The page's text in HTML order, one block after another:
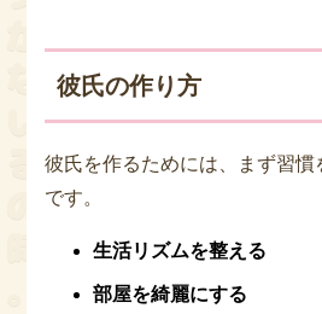
彼氏の作り方
彼氏を作るためには、まず習
です。
生活リズムを整える
部屋を綺麗にする